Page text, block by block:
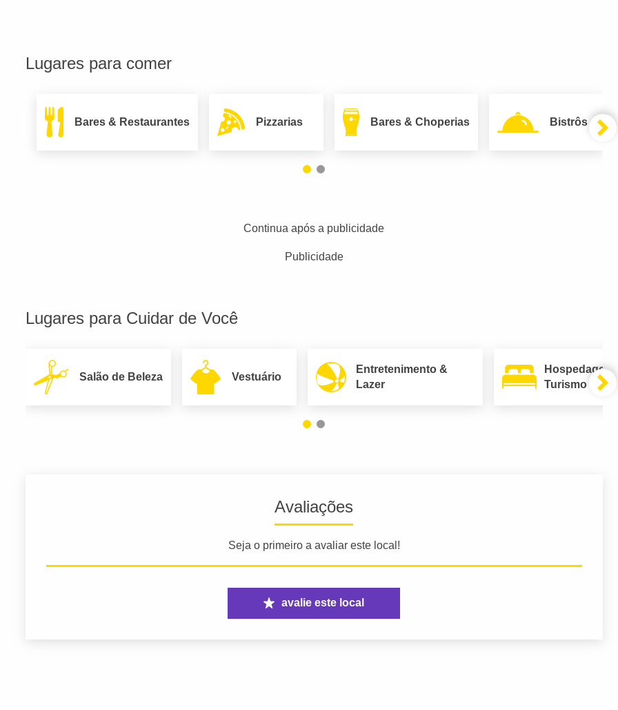
Lugares para comer
Bares & Restaurantes Pizzarias Bares & Choperias Bistrôs
Continua após a publicidade
Publicidade
Lugares para Cuidar de Você
Salão de Beleza Vestuário
Entretenimento &
Lazer
Hospedagem
Turismo
Avaliações
Seja o primeiro a avaliar este local!
avalie este local